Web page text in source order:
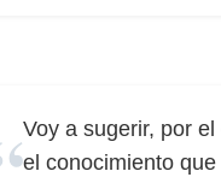
Voy a sugerir, por
el conocimiento